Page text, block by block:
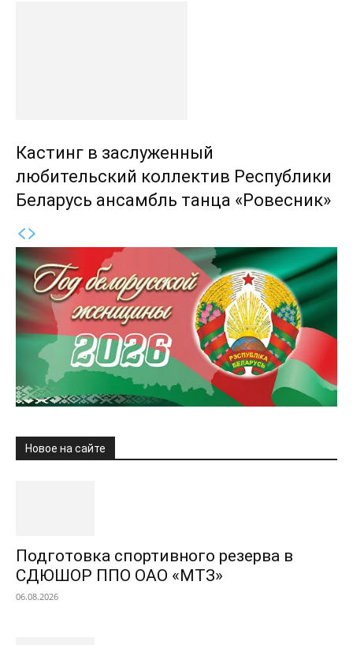
Кастинг в заслуженный
любительский коллектив Республики
Беларусь ансамбль танца «Ровесник»
Новое на сайте
Подготовка спортивного резерва в
СДЮШОР ППО ОАО «МТЗ»
06.08.2026